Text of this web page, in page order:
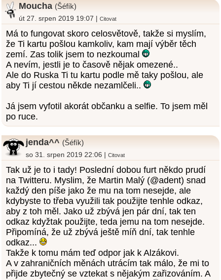
Moucha (Šéfík)
út 27. srpen 2019 19:07 | Citovat
Má to fungovat skoro celosvětově, takže si myslím,
že Ti kartu pošlou kamkoliv, kam mají výběr těch
zemí. Zas tolik jsem to nezkoumal
A nevím, jestli je to časově nějak omezené..
Ale do Ruska Ti tu kartu podle mě taky pošlou, ale
aby Ti jí cestou někde nezamlčeli..
Já jsem vyfotil akorát občanku a selfie. To jsem měl
po ruce.
jenda^^ (Šéfík)
so 31. srpen 2019 22:06 |Citovat
Tak už je to i tady! Poslední dobou furt někdo prudí
na Twitteru. Myslim, že Martin Malý (@adent) snad
každý den píše jako že mu na tom nesejde, ale
kdybyste to třeba využili tak použijte tenhle odkaz,
aby z toh měl. Jako už zbývá jen pár dní, tak ten
odkaz kdyžtak použijte, teda jemu na tom nesejde.
Připomíná, že už zbývá ještě míň dní, tak tenhle
odkaz...
Takže k tomu mám teď odpor jak k Alzákovi.
A v zahraničních měnách utrácím tak málo, že mi to
přijde zbytečný se vztekat s nějakým zařizováním. A